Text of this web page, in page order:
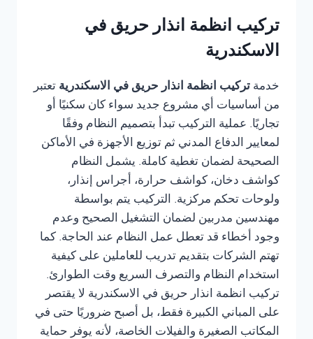
تركيب انظمة انذار حريق في
الاسكندرية
خدمة تركيب انظمة انذار حريق في الاسكندرية تعتبر
من أساسيات أي مشروع جديد سواء كان سكنيًا أو
تجاريًا. عملية التركيب تبدأ بتصميم النظام وفقًا
لمعايير الدفاع المدني ثم توزيع الأجهزة في الأماكن
الصحيحة لضمان تغطية كاملة. يشمل النظام
كواشف دخان، كواشف حرارة، أجراس إنذار،
ولوحات تحكم مركزية. التركيب يتم بواسطة
مهندسين مدربين لضمان التشغيل الصحيح وعدم
وجود أخطاء قد تعطل عمل النظام عند الحاجة. كما
تهتم الشركات بتقديم تدريب للعاملين على كيفية
استخدام النظام والتصرف السريع وقت الطوارئ.
تركيب انظمة انذار حريق في الاسكندرية لا يقتصر
على المباني الكبيرة فقط، بل أصبح ضروريًا حتى في
المكاتب الصغيرة والفيلات الخاصة، لأنه يوفر حماية